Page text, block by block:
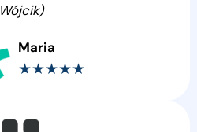
Wójcik)
Maria
★★★★★